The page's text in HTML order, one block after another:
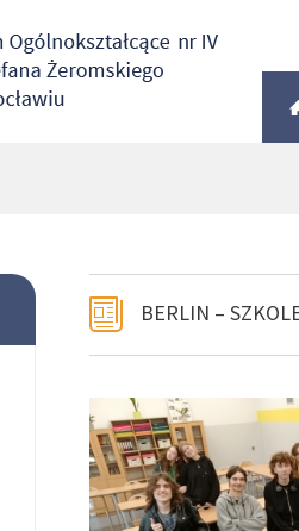
BERLIN –